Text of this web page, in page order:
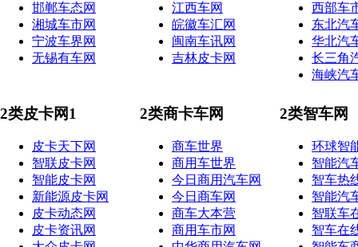
邯郸车态网
湘城车市网
宁波车界网
无锡有车网
江西车网
皖徽车汇网
闽南车讯网
吉林皮卡网
西部车
东北汽
华北汽
长三角
海峡汽
2类皮卡网1
皮卡天下网
智联皮卡网
智能皮卡网
新能源皮卡网
皮卡动态网
皮卡资讯网
2类商卡车网
商车世界
商用车世界
今日商用汽车网
今日商车网
商车大本营
商用车市网
2类智车网
环球智
智能汽
智车热
智能汽
智联车
智车在